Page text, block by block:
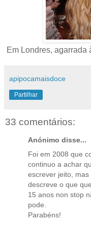
Em Londres, agarrada
apipocamaisdoce
Partilhar
33 comentários:
Anónimo disse...
Foi em 2008 que
continuo a achar
escrever jeito,
descreve o que
15 anos non stop
pode.
Parabéns!